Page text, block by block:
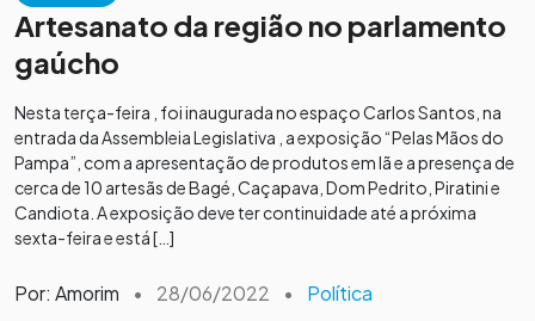
Artesanato da região no parlamento
gaúcho
Nesta terça-feira , foi inaugurada no espaço Carlos Santos, na
entrada da Assembleia Legislativa , a exposição “Pelas Mãos do
Pampa”, com a apresentação de produtos em lã e a presença de
cerca de 10 artesãs de Bagé, Caçapava, Dom Pedrito, Piratini e
Candiota. A exposição deve ter continuidade até a próxima
sexta-feira e está […]
Por: Amorim • 28/06/2022 • Política